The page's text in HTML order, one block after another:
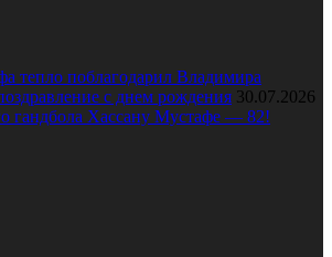
тепло поблагодарил Владимира
с днем рождения 30.07.2026
гандбола Хассану Мустафе — 82!